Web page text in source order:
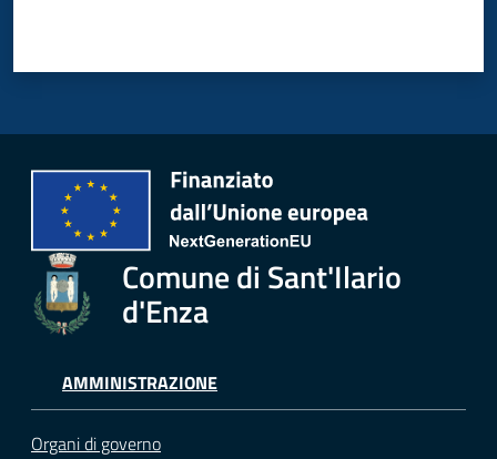
Comune di Sant'Ilario
d'Enza
AMMINISTRAZIONE
Organi di governo